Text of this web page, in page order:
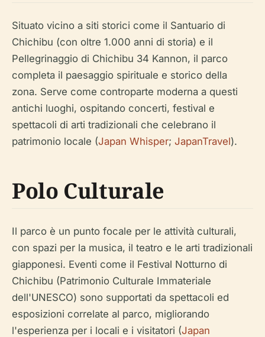
Situato vicino a siti storici come il Santuario di
Chichibu (con oltre 1.000 anni di storia) e il
Pellegrinaggio di Chichibu 34 Kannon, il parco
completa il paesaggio spirituale e storico della
zona. Serve come controparte moderna a questi
antichi luoghi, ospitando concerti, festival e
spettacoli di arti tradizionali che celebrano il
patrimonio locale (Japan Whisper; JapanTravel).
Polo Culturale
Il parco è un punto focale per le attività culturali,
con spazi per la musica, il teatro e le arti tradizionali
giapponesi. Eventi come il Festival Notturno di
Chichibu (Patrimonio Culturale Immateriale
dell'UNESCO) sono supportati da spettacoli ed
esposizioni correlate al parco, migliorando
l'esperienza per i locali e i visitatori (Japan